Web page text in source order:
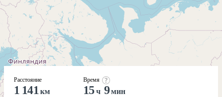
Расстояние
1 141 км
Время
15 ч 9мин